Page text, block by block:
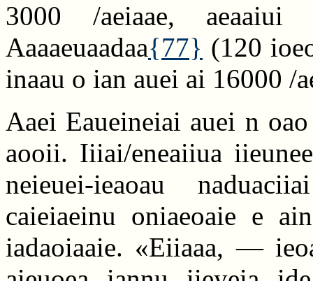
3000 /aeiaae,
Aaaaeuaadaa{77} (120
inaau o ian auei ai 16000 /
Aaei Eaueineiai auei n
aooii. Iiiai/eneaiiua
neieuei-ieaoau
caieiaeinu oniaeoaie e
iadaoiaaie. «Eiiaaa, —